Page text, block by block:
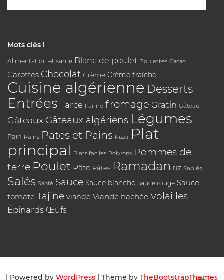
Mots clés !
Alimentation et santé Blanc de poulet Boulettes Cacao
Carottes Chocolat Crème Crème fraîche
Cuisine algérienne Desserts
Entrées Farce Farine fromage Gratin Gâteau
Gâteaux Gâteaux algériens Légumes
Pain Pains Pates et Pains Pizza Plat
principal Plats faciles Poivrons Pommes de
terre Poulet Pâte Pâtes Ramadan riz Sablés
Salés Santé Sauce Sauce blanche Sauce rouge Sauce
tomate Tajine viande Viande hachée Volailles
Épinards Œufs
| Powered by WordPress | Theme by TheBootstrapThemes